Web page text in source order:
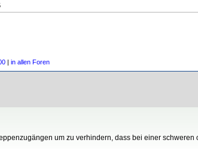
| in allen Foren
um zu verhindern, dass bei einer